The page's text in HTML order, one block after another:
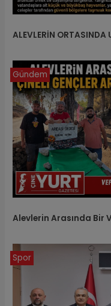
ALEVLERİN ORTASINDA
Alevlerin Arasında Bir
Gündem
Spor